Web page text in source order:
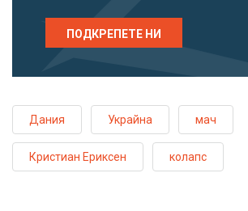
ПОДКРЕПЕТЕ НИ
Дания Украйна мач
Кристиан Ериксен колапс